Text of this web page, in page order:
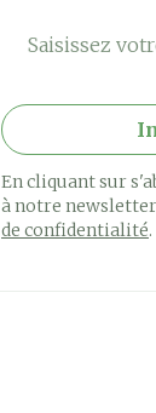
Adresse mail
En cliquant sur
à notre
de confidentialité.